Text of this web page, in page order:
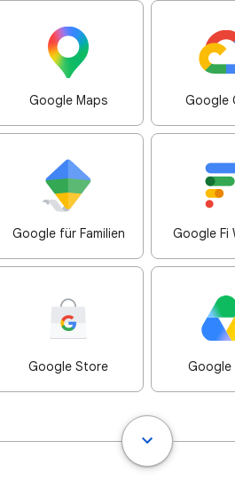
Google Maps Google
Google für Familien Google Fi
Google Store Google